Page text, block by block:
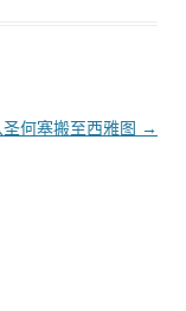
圣何塞搬至西雅图 →